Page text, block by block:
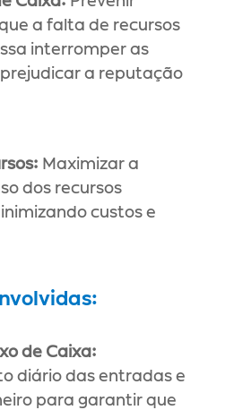
a falta de recursos
interromper as
a reputação
Maximizar a
dos recursos
custos e
de Caixa:
diário das entradas e
para garantir que